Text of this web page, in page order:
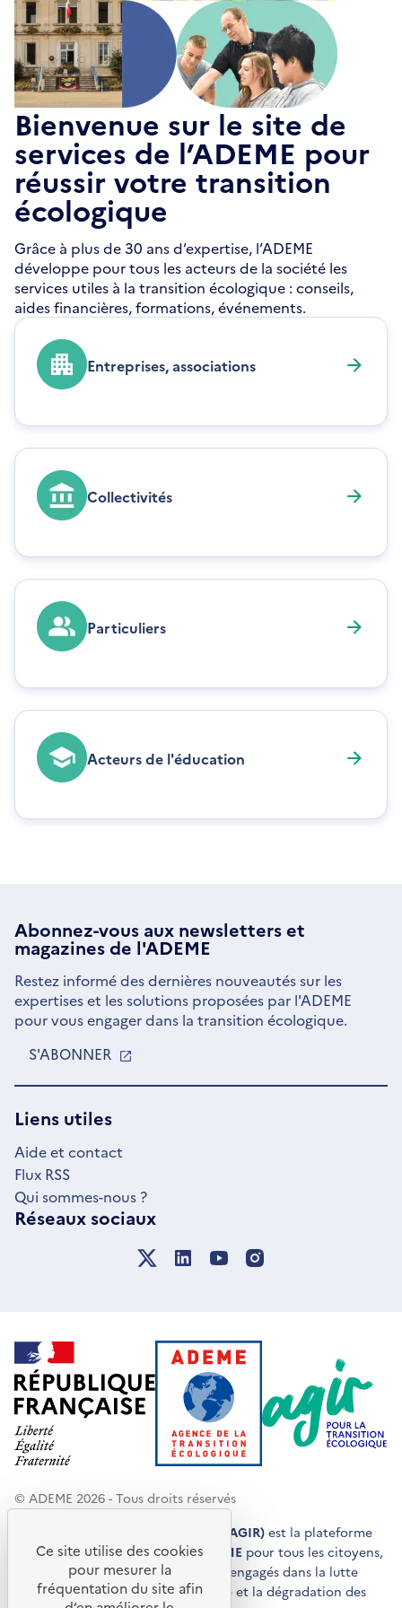
Bienvenue sur le site de
services de l’ADEME pour
réussir votre transition
écologique
Grâce à plus de 30 ans d’expertise, l’ADEME
développe pour tous les acteurs de la société les
services utiles à la transition écologique : conseils,
aides financières, formations, événements.
Entreprises, associations
Collectivités
Particuliers
Acteurs de l'éducation
Abonnez-vous aux newsletterset
magazines de l'ADEME
Restez informé des dernières nouveautés sur les
expertises et les solutions proposées par l'ADEME
pour vous engager dans la transition écologique.
S'ABONNER
UNE
Liens utiles
Aide et contact
Flux RSS
Qui sommes-nous ?
Réseaux sociaux
© ADEME 2026 - Tous droits réservés
Agir pour la transition écologique (AGIR) est la plateforme
de conseils et de services de l'ADEME pour tous les citoyens,
acteurs économiques et territoires engagés dans la lutte
contre le réchauffement climatique et la dégradation des
Ce site utilise des cookies
pour mesurer la
fréquentation du site afin